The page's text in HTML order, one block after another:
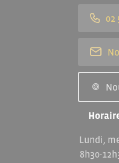
02
Lundi,
8h30-